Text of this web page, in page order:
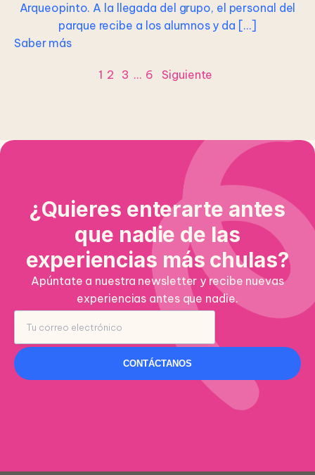
Arqueopinto. A la llegada del grupo, el personal del
parque recibe a los alumnos y da […]
Saber más
1 2 3 … 6 Siguiente
¿Quieres enterarte antes
que nadie de las
experiencias más chulas?
Apúntate a nuestra newsletter y recibe nuevas
experiencias antes que nadie.
CONTÁCTANOS